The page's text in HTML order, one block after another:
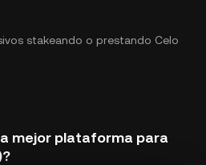
stakeando o prestando Celo
mejor plataforma para